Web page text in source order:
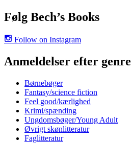
Følg Bech’s Books
Follow on Instagram
Anmeldelser efter genre
Børnebøger
Fantasy/science fiction
Feel good/kærlighed
Krimi/spænding
Ungdomsbøger/Young Adult
Øvrigt skønlitteratur
Faglitteratur